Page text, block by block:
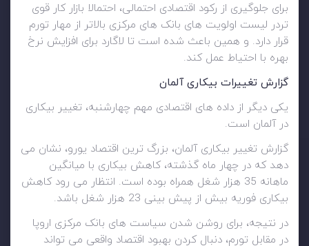
برای جلوگیری از رکود اقتصادی احتمالی، احتمالا بازار کار قوی
تردر لیست اولویت های بانک های مرکزی بالاتر از مهار تورم
قرار دارد. و همین باعث شده است تا لاگارد برای افزایش نرخ
بهره با احتیاط عمل کند.
گزارش تغییرات بیکاری آلمان
یکی دیگر از داده های اقتصادی مهم چهارشنبه، تغییر بیکاری
در آلمان است.
گزارش تغییر بیکاری آلمان، بزرگ ترین اقتصاد یورو، نشان می
دهد که در چهار ماه گذشته، کاهش بیکاری با میانگین
ماهانه 35 هزار شغل همراه بوده است. انتظار می رود کاهش
بیکاری فوریه بیش از پیش بینی 23 هزار شغل باشد.
در نتیجه، برای روشن شدن سیاست های بانک مرکزی اروپا
در مقابل تورم، دنبال کردن بهبود اقتصاد واقعی می تواند